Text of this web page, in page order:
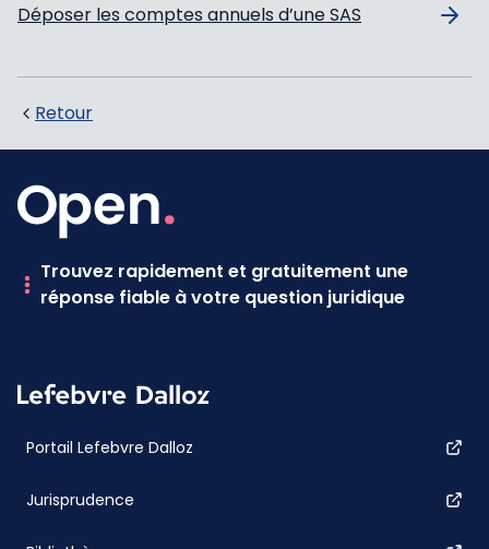
Déposer les comptes annuels d’une SAS
Retour
Trouvez rapidement et gratuitement une
réponse fiable à votre question juridique
Portail Lefebvre Dalloz
Jurisprudence